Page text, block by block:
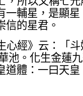
一輔星，是顯
信的星君。
經》云：「
池。化生金蓮
體：一曰天